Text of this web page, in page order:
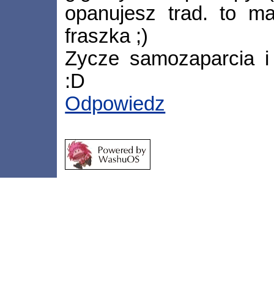
opanujesz trad. to
fraszka ;)
Zycze samozaparcia
:D
Odpowiedz